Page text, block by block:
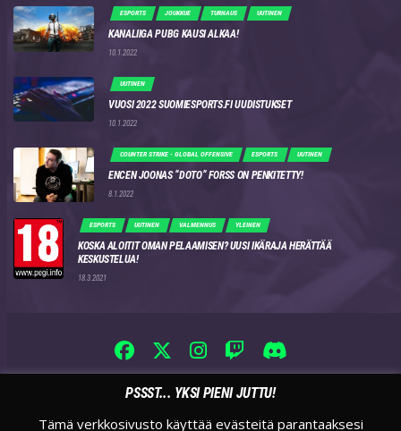
ESPORTS JOUKKUE TURNAUS UUTINEN
KANALIIGA PUBG KAUSI ALKAA!
10.1.2022
UUTINEN
VUOSI 2022 SUOMIESPORTS.FI UUDISTUKSET
10.1.2022
COUNTER STRIKE - GLOBAL OFFENSIVE ESPORTS UUTINEN
ENCEN JOONAS “DOTO” FORSS ON PENKITETTY!
8.1.2022
ESPORTS UUTINEN VALMENNUS YLEINEN
KOSKA ALOITIT OMAN PELAAMISEN? UUSI IKÄRAJA HERÄTTÄÄ
KESKUSTELUA!
18.3.2021
PSSST... YKSI PIENI JUTTU!
Tämä verkkosivusto käyttää evästeitä parantaaksesi